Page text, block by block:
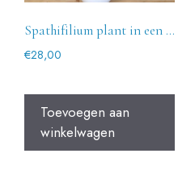
Spathifilium plant in een keramische pot
€28,00
Toevoegen aan
winkelwagen